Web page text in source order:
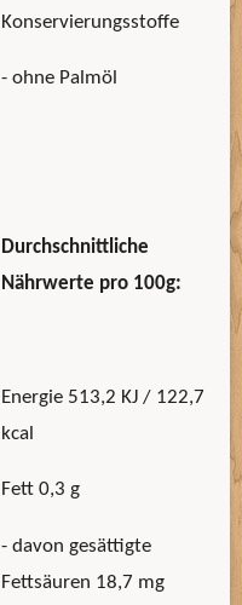
Konservierungsstoffe
- ohne Palmöl
Durchschnittliche
Nährwerte pro 100g:
Energie 513,2 KJ / 122,7
kcal
Fett 0,3 g
- davon gesättigte
Fettsäuren 18,7 mg